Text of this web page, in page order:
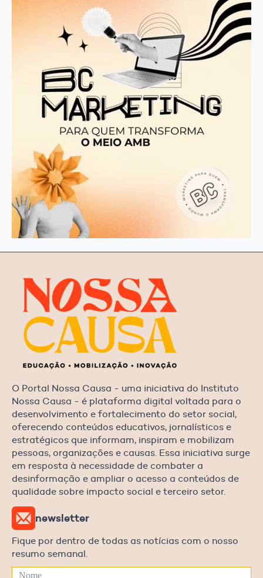
O Portal Nossa Causa - uma iniciativa do Instituto
Nossa Causa - é plataforma digital voltada para o
desenvolvimento e fortalecimento do setor social,
oferecendo conteúdos educativos, jornalísticos e
estratégicos que informam, inspiram e mobilizam
pessoas, organizações e causas. Essa iniciativa surge
em resposta à necessidade de combater a
desinformação e ampliar o acesso a conteúdos de
qualidade sobre impacto social e terceiro setor.
newsletter
Fique por dentro de todas as notícias com o nosso
resumo semanal.